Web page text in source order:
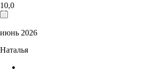
10,0
июнь 2026
Наталья